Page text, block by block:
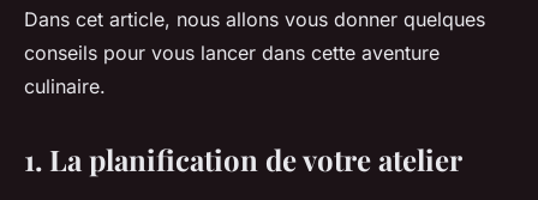
Dans cet article, nous allons vous donner quelques
conseils pour vous lancer dans cette aventure
culinaire.
1. La planification de votre atelier